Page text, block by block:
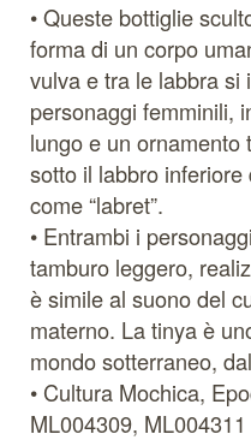
• Queste bottiglie
forma di un corpo
vulva e tra le labbra si
personaggi femminili,
lungo e un
sotto il labbro
come “labret”.
• Entrambi i
tamburo leggero,
è simile al suono del
materno. La tinya è
mondo sotterraneo,
• Cultura Mochica,
ML004309, ML004311